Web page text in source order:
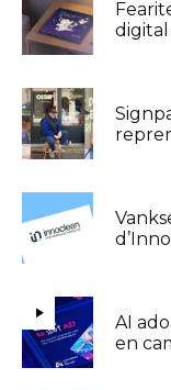
digital
AI
en